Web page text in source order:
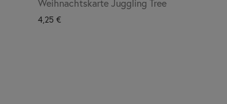
Weihnachtskarte Juggling Tree
4,25 €